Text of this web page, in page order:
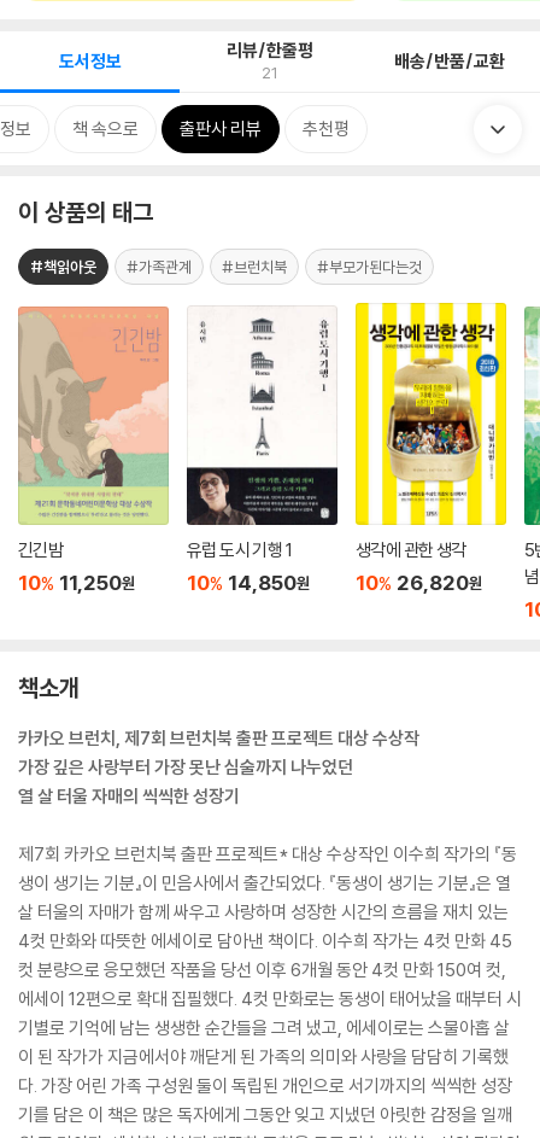
도서정보 리뷰/한줄평
21 배송/반품/교환
보 책 속으로 출판사 리뷰 추천평
이 상품의 태그
#책읽아웃 #가족관계 #브런치북 #부모가된다는것
긴긴밤
10% 11,250원
유럽 도시 기행 1
10% 14,850원
생각에 관한 생각
10% 26,820원
5
책소개
카카오 브런치, 제7회 브런치북 출판 프로젝트 대상 수상작
가장 깊은 사랑부터 가장 못난 심술까지 나누었던
열 살 터울 자매의 씩씩한 성장기
제7회 카카오 브런치북 출판 프로젝트* 대상 수상작인 이수희 작가의 『동
생이 생기는 기분』이 민음사에서 출간되었다. 『동생이 생기는 기분』은 열
살 터울의 자매가 함께 싸우고 사랑하며 성장한 시간의 흐름을 재치 있는
4컷 만화와 따뜻한 에세이로 담아낸 책이다. 이수희 작가는 4컷 만화 45
컷 분량으로 응모했던 작품을 당선 이후 6개월 동안 4컷 만화 150여 컷,
에세이 12편으로 확대 집필했다. 4컷 만화로는 동생이 태어났을 때부터 시
기별로 기억에 남는 생생한 순간들을 그려 냈고, 에세이로는 스물아홉 살
이 된 작가가 지금에서야 깨닫게 된 가족의 의미와 사랑을 담담히 기록했
다. 가장 어린 가족 구성원 둘이 독립된 개인으로 서기까지의 씩씩한 성장
기를 담은 이 책은 많은 독자에게 그동안 잊고 지냈던 아릿한 감정을 일깨